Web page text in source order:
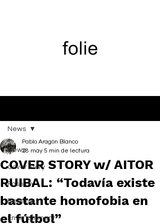
News
Cover Story
Fashion
Belleza
Entertainment
News
COVER STORY w/ AITOR
RUIBAL: “Todavía existe
bastante homofobia en
el fútbol”
Pablo Aragón Blanco
28 may 5 min de lectura